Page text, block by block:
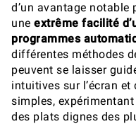
d’un avantage notable
une extrême facilité
programmes
différentes méthodes
peuvent se laisser
intuitives sur l’écran
simples,
des plats dignes des